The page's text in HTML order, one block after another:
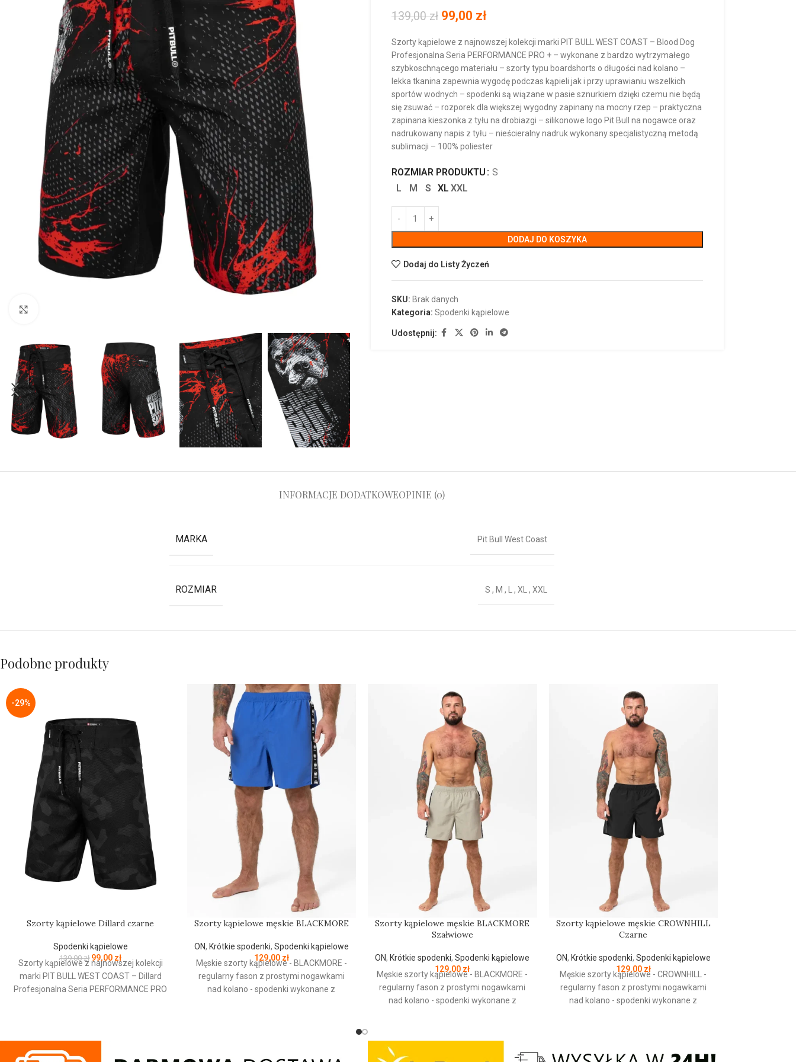
139,00zł 99,00 zł
Szorty kąpielowe z najnowszej kolekcji marki PIT BULL WEST COAST – Blood Dog
Profesjonalna Seria PERFORMANCE PRO + – wykonane z bardzo wytrzymałego
szybkoschnącego materiału – szorty typu boardshorts o długości nad kolano –
lekka tkanina zapewnia wygodę podczas kąpieli jak i przy uprawianiu wszelkich
sportów wodnych – spodenki są wiązane w pasie sznurkiem dzięki czemu nie będą
się zsuwać – rozporek dla większej wygodny zapinany na mocny rzep – praktyczna
zapinana kieszonka z tyłu na drobiazgi – silikonowe logo Pit Bull na nogawce oraz
nadrukowany napis z tyłu – nieścieralny nadruk wykonany specjalistyczną metodą
sublimacji – 100% poliester
ROZMIAR PRODUKTU
S
L
M S XL XXL
DODAJ DO KOSZYKA
Dodaj do Listy Życzeń
SKU: Brak danych
Kategoria: Spodenki kąpielowe
Udostępnij:
INFORMACJE DODATKOWEOPINIE (0)
MARKA Pit Bull West Coast
ROZMIAR S , M , L , XL , XXL
Podobne produkty
-29%
Szorty kąpielowe Dillard czarne
Spodenki kąpielowe
139,00zł 99,00 zł
Szorty kąpielowe z najnowszej kolekcji
marki PIT BULL WEST COAST – Dillard
Profesjonalna Seria PERFORMANCE PRO
tkanina zapewnia wygodę podczas kąpieli
jak i przy uprawianiu wszelkich sportów
Szorty kąpielowe męskie BLACKMORE
ON, Krótkie spodenki, Spodenki kąpielowe
129,00 zł
Męskie szorty kąpielowe - BLACKMORE -
regularny fason z prostymi nogawkami
nad kolano - spodenki wykonane z
Szorty kąpielowe męskie BLACKMORE
Szałwiowe
ON, Krótkie spodenki,Spodenki kąpielowe
129,00 zł
Męskie szorty kąpielowe - BLACKMORE -
regularny fason z prostymi nogawkami
nad kolano - spodenki wykonane z
wewnętrzna część wykonana z siateczki
typu Mesh dla większego komfortu
Szorty kąpielowe męskie CROWNHILL
Czarne
ON, Krótkie spodenki, Spodenki kąpielowe
129,00 zł
Męskie szorty kąpielowe - CROWNHILL -
regularny fason z prostymi nogawkami
nad kolano - spodenki wykonane z
typu Mesh dla większego komfortu